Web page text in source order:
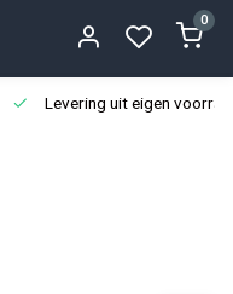
0
Levering uit eigen